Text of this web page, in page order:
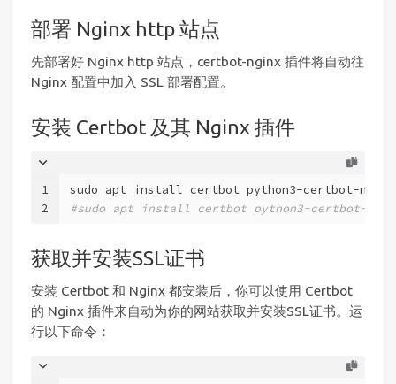
部署 Nginx http 站点
先部署好 Nginx http 站点，certbot-nginx 插件将自动往
Nginx 配置中加入 SSL 部署配置。
安装 Certbot 及其 Nginx 插件
1
2
sudo apt install certbot python3-certbot-nginx
#sudo apt install certbot python3-certbot-apache
获取并安装SSL证书
安装 Certbot 和 Nginx 都安装后，你可以使用 Certbot
的 Nginx 插件来自动为你的网站获取并安装SSL证书。运
行以下命令：